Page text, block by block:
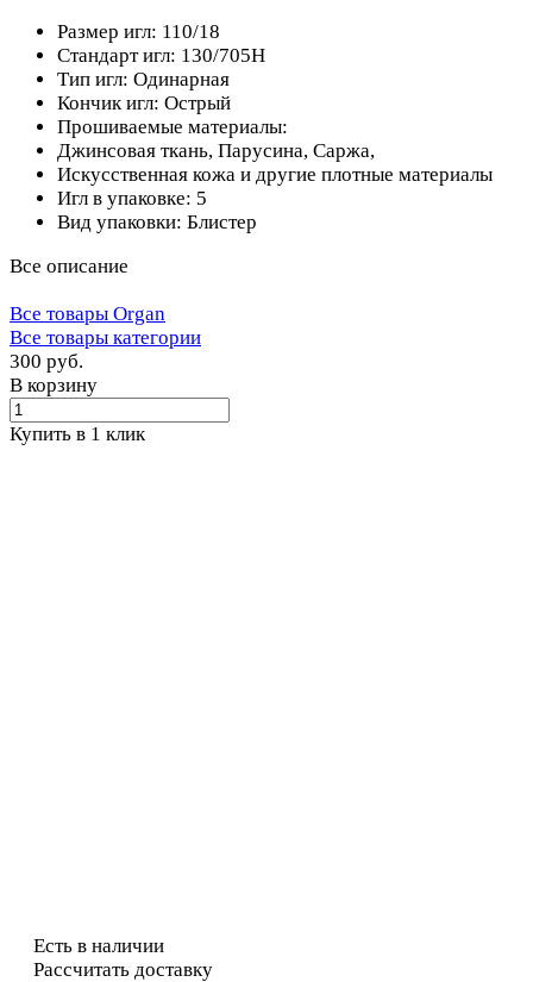
Размер игл: 110/18
Стандарт игл: 130/705H
Тип игл: Одинарная
Кончик игл: Острый
Прошиваемые материалы:
Джинсовая ткань, Парусина, Саржа,
Искусственная кожа и другие плотные материалы
Игл в упаковке: 5
Вид упаковки: Блистер
Все описание
Все товары Organ
Все товары категории
300 руб.
В корзину
Купить в 1 клик
Есть в наличии
Рассчитать доставку